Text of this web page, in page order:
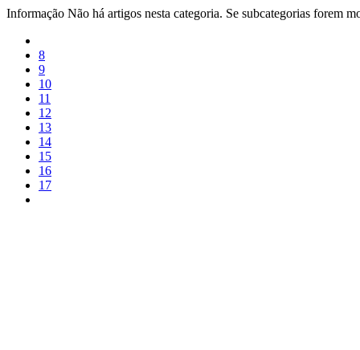
Informação Não há artigos nesta categoria. Se subcategorias forem
8
9
10
11
12
13
14
15
16
17